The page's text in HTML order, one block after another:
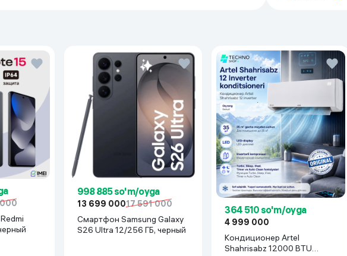
to type c
998 885 so'm/oyga
13 699 00017 591 000
Смартфон Samsung Galaxy
S26 Ultra 12/256 ГБ, черный
364 510 so'm/oyga
4 999 000
Кондиционер Artel
Shahrisabz 12000 BTU